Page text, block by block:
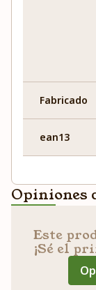
Fabricado
ean13
Opiniones
Este
¡Sé el